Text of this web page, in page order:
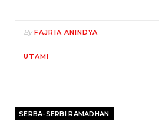
By FAJRIA ANINDYA
UTAMI
SERBA-SERBI RAMADHAN